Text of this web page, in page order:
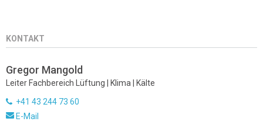
KONTAKT
Gregor Mangold
Leiter Fachbereich Lüftung | Klima | Kälte
+41 43 244 73 60
E-Mail